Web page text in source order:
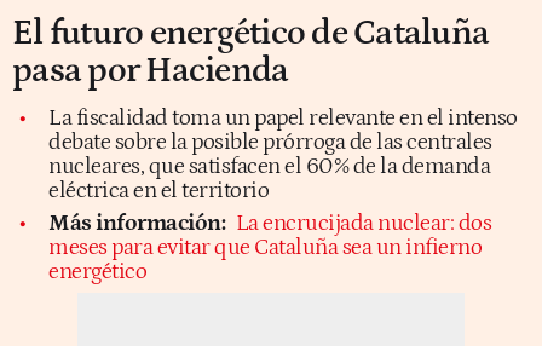
El futuro energético de Cataluña
pasa por Hacienda
La fiscalidad toma un papel relevante en el intenso
debate sobre la posible prórroga de las centrales
nucleares, que satisfacen el 60% de la demanda
eléctrica en el territorio
Más información: La encrucijada nuclear: dos
meses para evitar que Cataluña sea un infierno
energético